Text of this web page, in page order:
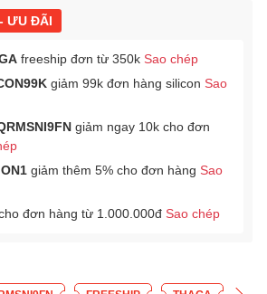
ƯU ĐÃI
freeship đơn từ 350k Sao chép
giảm 99k đơn hàng silicon Sao
giảm ngay 10k cho đơn
giảm thêm 5% cho đơn hàng Sao
đơn hàng từ 1.000.000đ Sao chép